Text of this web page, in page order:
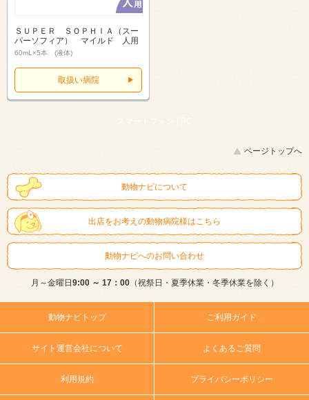
ＳＵＰＥＲ ＳＯＰＨＩＡ（スー
パーソフィア） マイルド 人用
60mL×5本 (液体)
取扱い病院
スマートフォン | PC
ページトップへ
動物ナビについて
出店をお考えの動物病院様はこちら
動物ナビへのお問い合わせ
月～金曜日 9:00 ～ 17：00（祝祭日・夏季休業・冬季休業を除く）
動物ナビトップ ご利用ガイド
サイト運営会社について よくあるご質問
利用規約 プライバシーポリシー